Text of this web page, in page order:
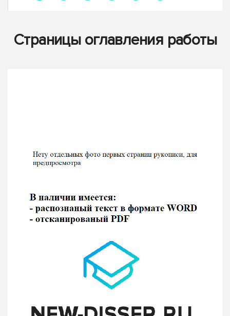
Страницы оглавления работы